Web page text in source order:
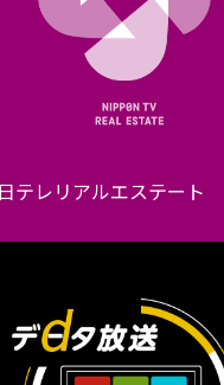
日テレリアルエステート